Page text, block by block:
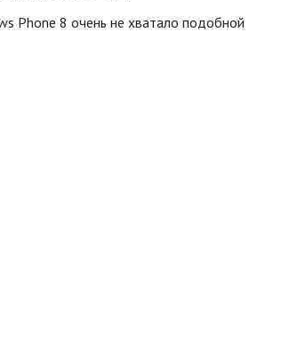
Phone 8 очень не хватало подобной